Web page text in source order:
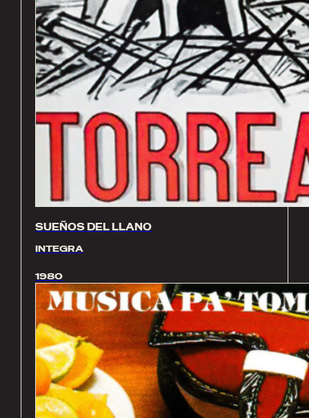
SUEÑOS DEL LLANO
INTEGRA
1980